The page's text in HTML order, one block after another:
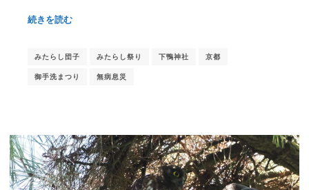
続きを読む
みたらし団子 みたらし祭り 下鴨神社 京都
御手洗まつり 無病息災